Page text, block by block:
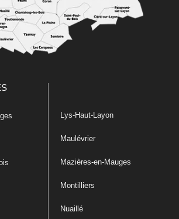
Lys-Haut-Layon
Maulévrier
Mazières-en-Mauges
Montilliers
Nuaillé